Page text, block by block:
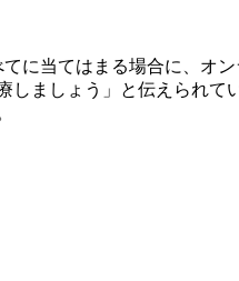
に当てはまる場合に、
ましょう」と伝えられ